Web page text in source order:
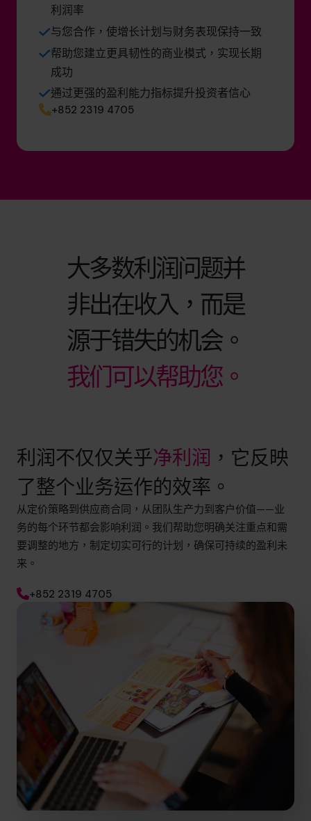
利润率
与您合作，使增长计划与财务表现保持一致
帮助您建立更具韧性的商业模式，实现长期
成功
通过更强的盈利能力指标提升投资者信心
+852 2319 4705
大多数利润问题并
非出在收入，而是
源于错失的机会。
我们可以帮助您。
利润不仅仅关乎净利润 ，它反映
了整个业务运作的效率。
从定价策略到供应商合同，从团队生产力到客户价值——业
务的每个环节都会影响利润。我们帮助您明确关注重点和需
要调整的地方，制定切实可行的计划，确保可持续的盈利未
来。
+852 2319 4705